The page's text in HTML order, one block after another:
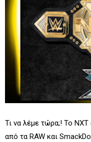
Τι να λέμε τώρα;! Το
από τα RAW και